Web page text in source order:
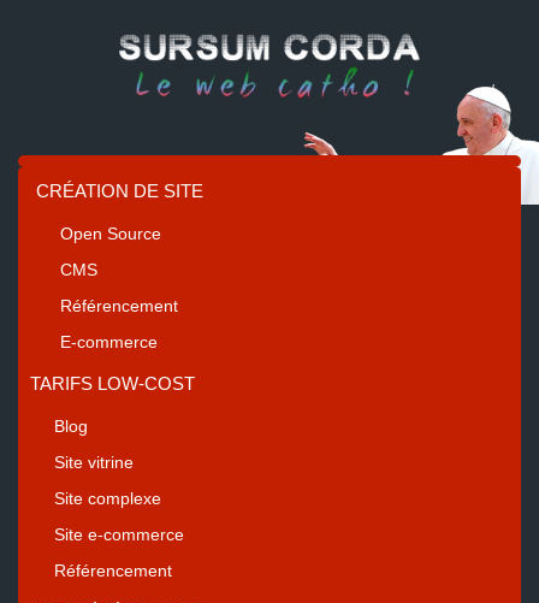
CRÉATION DE SITE
Open Source
CMS
Référencement
E-commerce
TARIFS LOW-COST
Blog
Site vitrine
Site complexe
Site e-commerce
Référencement